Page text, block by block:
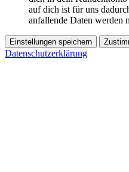
auf dich ist für uns
anfallende Daten werden
Einstellungen speichern
Datenschutzerklärung